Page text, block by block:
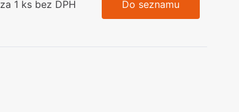
za 1 ks bez DPH Do seznamu